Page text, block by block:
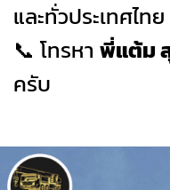
และทั่วประเทศไทย
📞 โทรหา พี่แต้ม
ครับ